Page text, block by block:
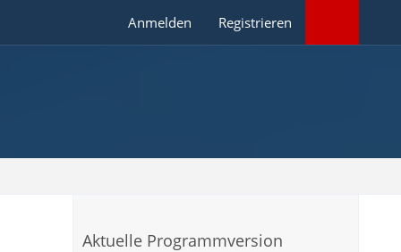
Anmelden Registrieren
Aktuelle Programmversion